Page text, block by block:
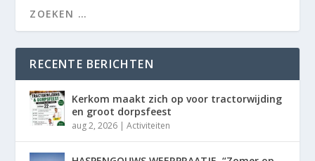
RECENTE BERICHTEN
Kerkom maakt zich op voor tractorwijding
en groot dorpsfeest
aug 2, 2026 |Activiteiten